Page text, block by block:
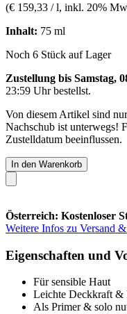
(€ 159,33 / l, inkl. 20%
Inhalt: 75 ml
Noch 6 Stück auf Lager
Zustellung bis Samstag,
23:59 Uhrbestellst.
Von diesem Artikel sind
Nachschub ist unterwegs!
Zustelldatum beeinflussen.
In den Warenkorb
Österreich: Kostenloser
Weitere Infos zu Versand
Eigenschaften und
Für sensible Haut
Leichte Deckkraft &
Als Primer & solo